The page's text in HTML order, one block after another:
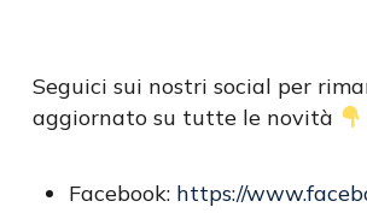
Seguici sui nostri social per
aggiornato su tutte le novità
Facebook: https://